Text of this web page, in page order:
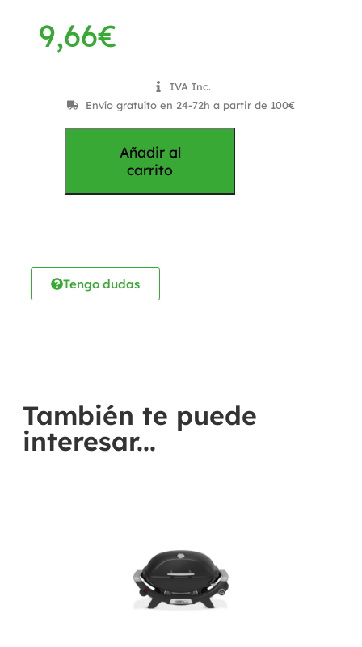
9,66€
IVA Inc.
Envío gratuíto en 24-72h a partir de 100€
Añadir al
carrito
Tengo dudas
También te puede
interesar...